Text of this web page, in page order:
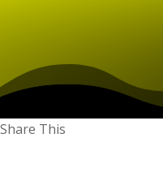
Share This